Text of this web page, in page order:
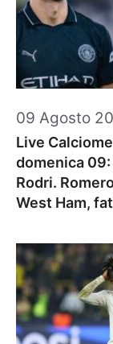
09 Agosto
Live
domenica
Rodri.
West Ham,